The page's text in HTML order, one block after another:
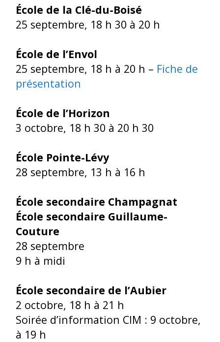
École de la Clé-du-Boisé
25 septembre, 18 h 30 à 20 h
École de l’Envol
25 septembre, 18 h à 20 h – Fiche de
présentation
École de l’Horizon
3 octobre, 18 h 30 à 20 h 30
École Pointe-Lévy
28 septembre, 13 h à 16 h
École secondaire Champagnat
École secondaire Guillaume-
Couture
28 septembre
9 h à midi
École secondaire de l’Aubier
2 octobre, 18 h à 21 h
Soirée d’information CIM : 9 octobre,
à 19 h